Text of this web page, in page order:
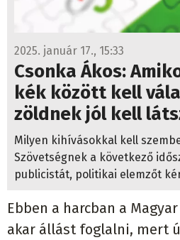
2025. január 17., 15:33
Csonka Ákos:
kék között kell
zöldnek jól kell
Milyen kihívásokkal kell
Szövetségnek a következő
publicistát, politikai elemzőt
Ebben a harcban a
akar állást foglalni, mert